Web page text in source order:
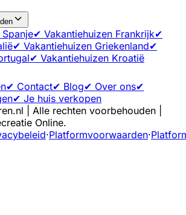
✔ Vakantiehuizen Frankrijk✔
✔ Vakantiehuizen Griekenland✔
✔ Vakantiehuizen Kroatië
✔ Contact✔ Blog✔ Over ons✔
✔ Je huis verkopen
| Alle rechten voorbehouden |
Online.
·Platformvoorwaarden·